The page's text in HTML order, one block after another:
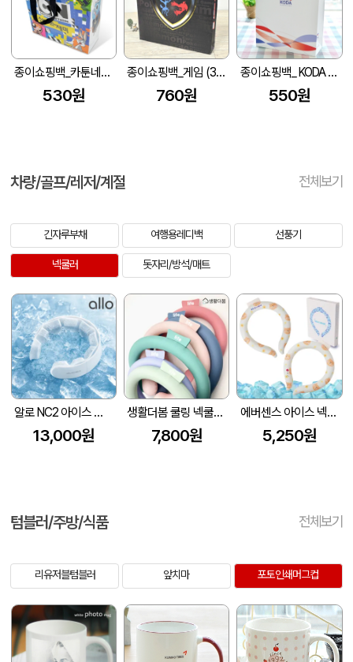
종이쇼핑백_카툰네트워크 (280x100x300mm)
530원
종이쇼핑백_게임 (390x60x400mm)
760원
종이쇼핑백_ KODA (270x110x360mm)
550원
차량/골프/레저/계절 전체보기
긴자루부채 여행용레디백 선풍기
넥쿨러 돗자리/방석/매트
알로 NC2 아이스 넥쿨러 쿨스카프 냉각 넥밴드 얼음 목도리
13,000원
생활더봄 쿨링 넥쿨러 스카프 6color
7,800원
에버센스 아이스 넥쿨러 캐릭터
5,250원
텀블러/주방/식품 전체보기
리유저블텀블러 앞치마 포토인쇄머그컵